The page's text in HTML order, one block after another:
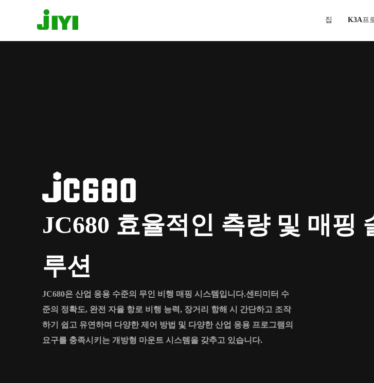
집 K3A프
JC680 효율적인 측량 및 매핑
루션
JC680은 산업 응용 수준의 무인 비행 매핑 시스템입니다.센티미터 수
준의 정확도, 완전 자율 항로 비행 능력, 장거리 항해 시 간단하고 조작
하기 쉽고 유연하며 다양한 제어 방법 및 다양한 산업 응용 프로그램의
요구를 충족시키는 개방형 마운트 시스템을 갖추고 있습니다.